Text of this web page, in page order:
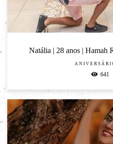
Natália | 28 anos | Hamah
641